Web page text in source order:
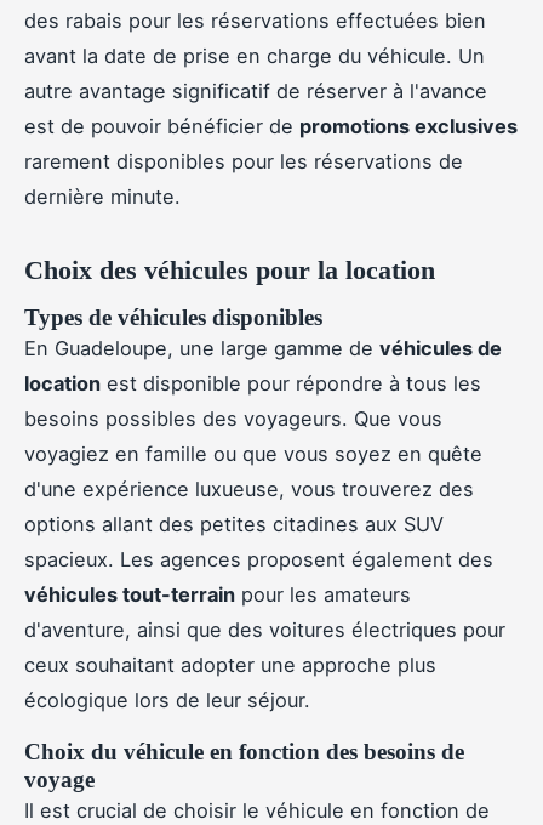
des rabais pour les réservations effectuées bien
avant la date de prise en charge du véhicule. Un
autre avantage significatif de réserver à l'avance
est de pouvoir bénéficier de promotions exclusives
rarement disponibles pour les réservations de
dernière minute.
Choix des véhicules pour la location
Types de véhicules disponibles
En Guadeloupe, une large gamme de véhicules de
location est disponible pour répondre à tous les
besoins possibles des voyageurs. Que vous
voyagiez en famille ou que vous soyez en quête
d'une expérience luxueuse, vous trouverez des
options allant des petites citadines aux SUV
spacieux. Les agences proposent également des
véhicules tout-terrain pour les amateurs
d'aventure, ainsi que des voitures électriques pour
ceux souhaitant adopter une approche plus
écologique lors de leur séjour.
Choix du véhicule en fonction des besoins de
voyage
Il est crucial de choisir le véhicule en fonction de